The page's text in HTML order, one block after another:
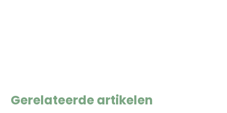
Gerelateerde artikelen